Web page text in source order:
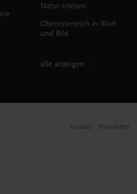
Natur erleben
Oberösterreich in Wort
und Bild
alle anzeigen
Kontakt Newsletter